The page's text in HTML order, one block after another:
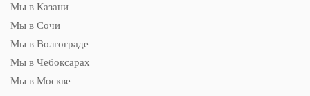
Мы в Казани
Мы в Сочи
Мы в Волгограде
Мы в Чебоксарах
Мы в Москве